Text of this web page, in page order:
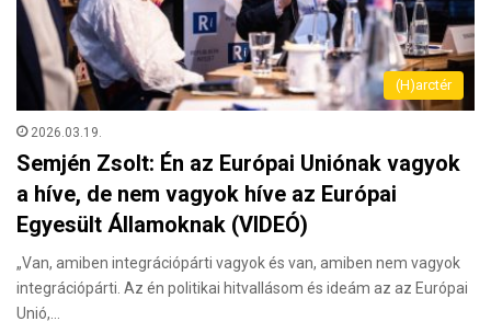
(H)arctér
2026.03.19.
Semjén Zsolt: Én az Európai Uniónak vagyok
a híve, de nem vagyok híve az Európai
Egyesült Államoknak (VIDEÓ)
„Van, amiben integrációpárti vagyok és van, amiben nem vagyok
integrációpárti. Az én politikai hitvallásom és ideám az az Európai
Unió,…